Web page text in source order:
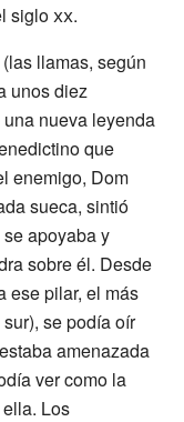
sigloxx.
llamas, según
unos diez
nueva leyenda
que
enemigo, Dom
sueca, sintió
apoyaba y
sobre él. Desde
ese pilar, el más
se podía oír
amenazada
ver como la
Los